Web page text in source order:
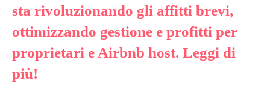
sta rivoluzionando gli affitti brevi,
ottimizzando gestione e profitti per
proprietari e Airbnb host. Leggi di
più!